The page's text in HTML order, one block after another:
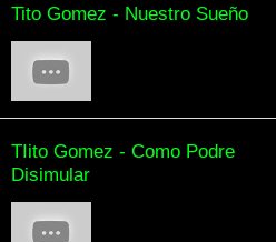
Tito Gomez - Nuestro Sueño
TIito Gomez - Como Podre
Disimular